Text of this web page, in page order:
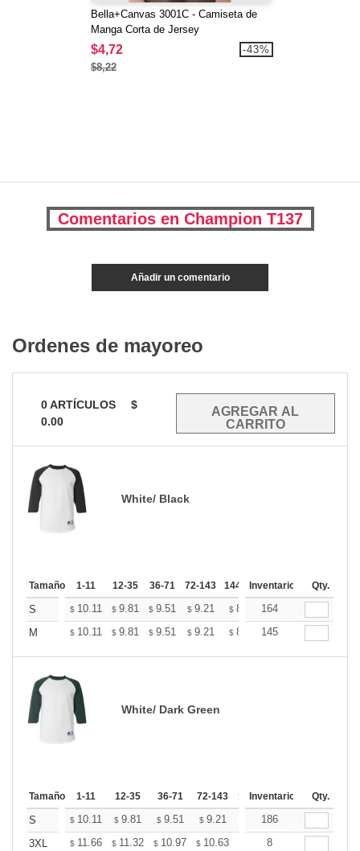
Bella+Canvas 3001C - Camiseta de
Manga Corta de Jersey
$4,72
$8,22
-43%
Comentarios en Champion T137
Añadir un comentario
Ordenes de mayoreo
0ARTÍCULOS
$
0.00
White/ Black
Tamaño 1-11 12-35 36-71 72-143 144-287 288 + Mas
Inventario Qty.
S $ 10.11 $ 9.81 $ 9.51 $ 9.21 $ 8.91 $8.76
164
M
$ 10.11 $ 9.81 $ 9.51 $ 9.21 $ 8.91 $8.76
145
White/ Dark Green
Tamaño 1-11 12-35 36-71 72-143 144-287 288 + Mas
Inventario Qty.
S $ 10.11 $ 9.81 $ 9.51 $ 9.21 8.91186
3XL
$ 11.66 $ 11.32 $ 10.97 $ 10.63 10.28
8